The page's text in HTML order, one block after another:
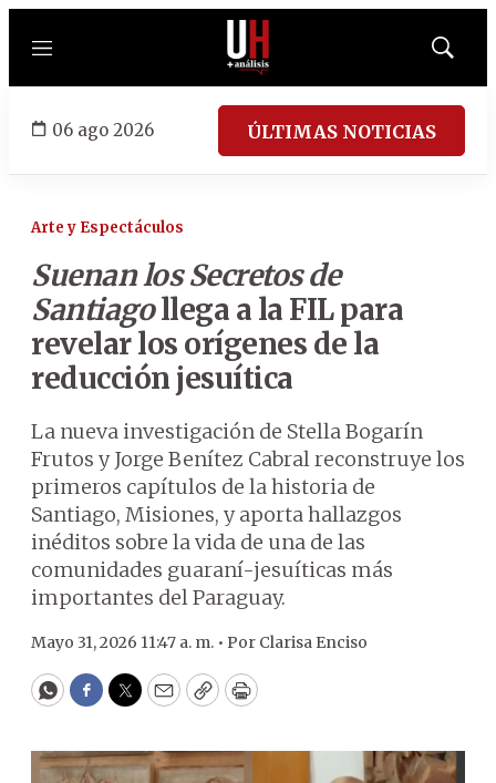
Menú
Mostrar
06 ago 2026 ÚLTIMAS NOTICIAS
Arte y Espectáculos
Suenan los Secretos de
Santiagollega a la FIL para
revelar los orígenes de la
reducción jesuítica
La nueva investigación de Stella Bogarín
Frutos y Jorge Benítez Cabral reconstruye los
primeros capítulos de la historia de
Santiago, Misiones, y aporta hallazgos
inéditos sobre la vida de una de las
comunidades guaraní-jesuíticas más
importantes del Paraguay.
Mayo 31, 2026 11:47 a. m. • Por Clarisa Enciso
WhatsApp
Facebook
Twitter
EmailCopyPrint